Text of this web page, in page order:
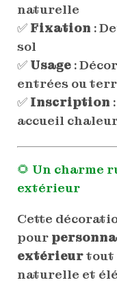
naturelle
✅ Fixation :
sol
✅ Usage:
entrées ou
✅ Inscription
accueil
🌻 Un charme
extérieur
Cette
pour
extérieurtout
naturelle et